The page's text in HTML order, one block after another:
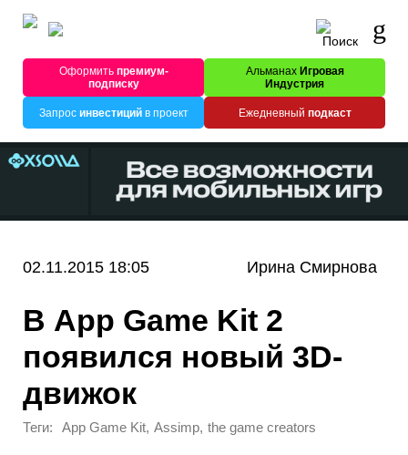
Оформитьпремиум-
подписку
Альманах Игровая
Индустрия
Запрос инвестицийв проект Ежедневный подкаст
02.11.2015 18:05 Ирина Смирнова
В App Game Kit 2
появился новый 3D-
движок
Теги: App Game Kit, Assimp, the game creators